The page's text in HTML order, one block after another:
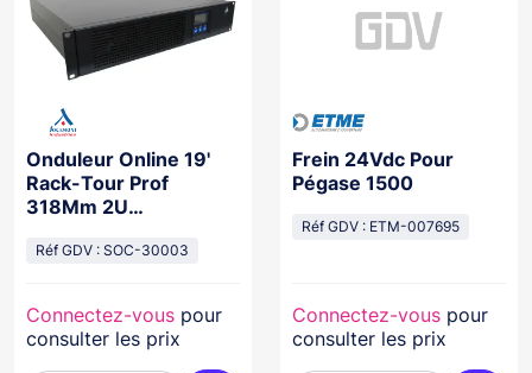
Onduleur Online 19'
Rack-Tour Prof
318Mm 2U
12V/9Ah
Réf GDV : SOC-30003
Connectez-vous pour
consulter les prix
Frein 24Vdc Pour
Pégase 1500
Réf GDV : ETM-007695
Connectez-vous pour
consulter les prix